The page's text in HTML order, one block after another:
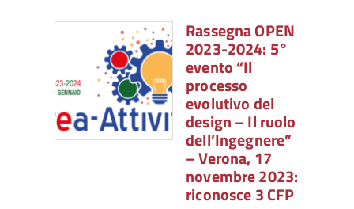
Rassegna OPEN
2023-2024: 5°
evento “Il
processo
evolutivo del
design – Il ruolo
dell’Ingegnere”
– Verona, 17
novembre 2023:
riconosce 3 CFP